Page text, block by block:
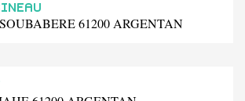
61200 ARGENTAN